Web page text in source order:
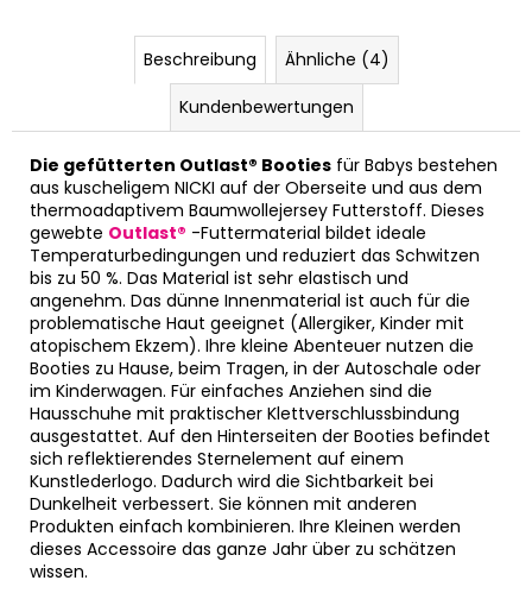
Beschreibung
Ähnliche (4)
Kundenbewertungen
Die gefütterten Outlast® Booties für Babys bestehen
aus kuscheligem NICKI auf der Oberseite und aus dem
thermoadaptivem Baumwollejersey Futterstoff. Dieses
gewebte Outlast® -Futtermaterial bildet ideale
Temperaturbedingungen und reduziert das Schwitzen
bis zu 50 %. Das Material ist sehr elastisch und
angenehm. Das dünne Innenmaterial ist auch für die
problematische Haut geeignet (Allergiker, Kinder mit
atopischem Ekzem). Ihre kleine Abenteuer nutzen die
Booties zu Hause, beim Tragen, in der Autoschale oder
im Kinderwagen. Für einfaches Anziehen sind die
Hausschuhe mit praktischer Klettverschlussbindung
ausgestattet. Auf den Hinterseiten der Booties befindet
sich reflektierendes Sternelement auf einem
Kunstlederlogo. Dadurch wird die Sichtbarkeit bei
Dunkelheit verbessert. Sie können mit anderen
Produkten einfach kombinieren. Ihre Kleinen werden
dieses Accessoire das ganze Jahr über zu schätzen
wissen.